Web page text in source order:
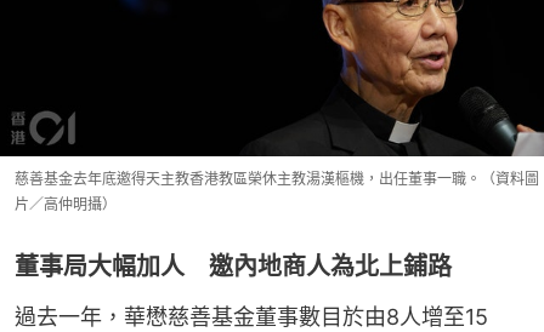
慈善基金去年底邀得天主教香港教區榮休主教湯漢樞機，出任董事一職。（資料圖
片／高仲明攝）
董事局大幅加人 邀內地商人為北上鋪路
過去一年，華懋慈善基金董事數目於由8人增至15